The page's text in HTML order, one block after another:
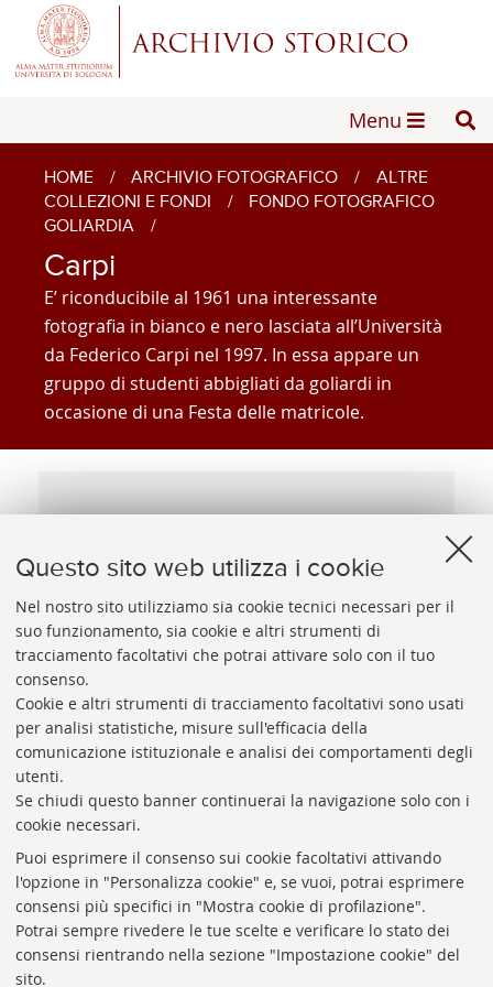
Questo sito web utilizza i cookie
Nel nostro sito utilizziamo sia cookie tecnici necessari per il
suo funzionamento, sia cookie e altri strumenti di
tracciamento facoltativi che potrai attivare solo con il tuo
consenso.
Cookie e altri strumenti di tracciamento facoltativi sono usati
per analisi statistiche, misure sull'efficacia della
comunicazione istituzionale e analisi dei comportamenti degli
utenti.
Se chiudi questo banner continuerai la navigazione solo con i
cookie necessari.
Puoi esprimere il consenso sui cookie facoltativi attivando
l'opzione in "Personalizza cookie" e, se vuoi, potrai esprimere
consensi più specifici in "Mostra cookie di profilazione".
Potrai sempre rivedere le tue scelte e verificare lo stato dei
consensi rientrando nella sezione "Impostazione cookie" del
sito.
Menu
HOME / ARCHIVIO FOTOGRAFICO /
ALTRE
COLLEZIONI E FONDI
/
FONDO FOTOGRAFICO
GOLIARDIA
/
Carpi
E’ riconducibile al 1961 una interessante
fotografia in bianco e nero lasciata all’Università
da Federico Carpi nel 1997. In essa appare un
gruppo di studenti abbigliati da goliardi in
occasione di una Festa delle matricole.
in piazza Maggiore:
Bologna: 1961
Vedi dettagli
Responsabile scientifico: prof. Roberto Balzani
Coordinatrice gestionale: Maria Pia Torricelli
Archivio storico dell'Università di Bologna